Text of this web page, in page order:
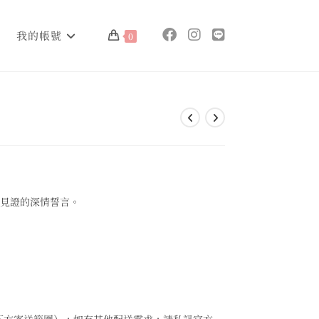
我的帳號 0
證的深情誓言。